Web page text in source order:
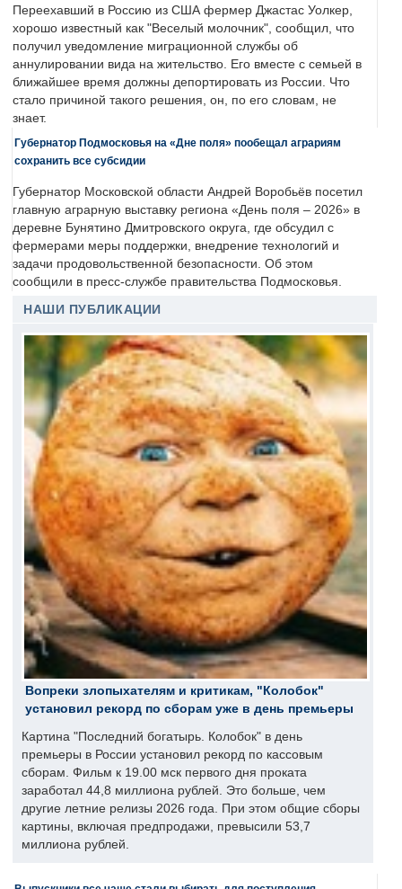
Переехавший в Россию из США фермер Джастас Уолкер,
хорошо известный как "Веселый молочник", сообщил, что
получил уведомление миграционной службы об
аннулировании вида на жительство. Его вместе с семьей в
ближайшее время должны депортировать из России. Что
стало причиной такого решения, он, по его словам, не
знает.
Губернатор Подмосковья на «Дне поля» пообещал аграриям
сохранить все субсидии
Губернатор Московской области Андрей Воробьёв посетил
главную аграрную выставку региона «День поля – 2026» в
деревне Бунятино Дмитровского округа, где обсудил с
фермерами меры поддержки, внедрение технологий и
задачи продовольственной безопасности. Об этом
сообщили в пресс-службе правительства Подмосковья.
НАШИ ПУБЛИКАЦИИ
Вопреки злопыхателям и критикам, "Колобок"
установил рекорд по сборам уже в день премьеры
Картина "Последний богатырь. Колобок" в день
премьеры в России установил рекорд по кассовым
сборам. Фильм к 19.00 мск первого дня проката
заработал 44,8 миллиона рублей. Это больше, чем
другие летние релизы 2026 года. При этом общие сборы
картины, включая предпродажи, превысили 53,7
миллиона рублей.